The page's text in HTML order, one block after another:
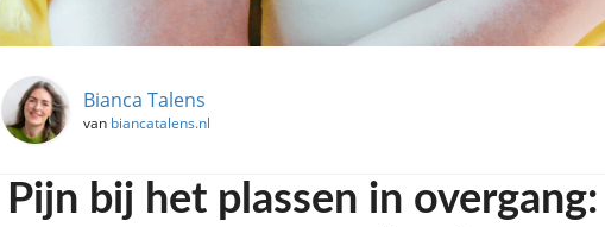
Bianca Talens
van biancatalens.nl
Pijn bij het plassen in